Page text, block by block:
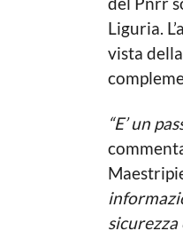
Liguria.
vista
“E’ un
sicurezza